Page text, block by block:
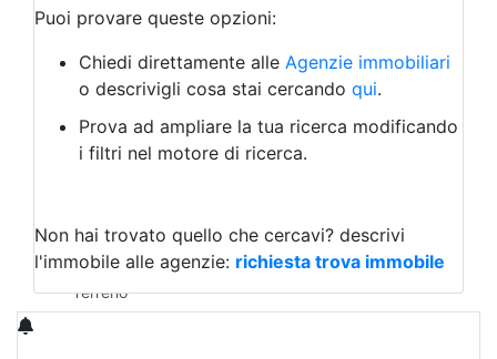
Bar/Ristorante
Albergo
Laboratorio Artigianale
Negozio/locale commerciale
Agriturismo
Magazzini
Qualsiasi
Terreno edificabile
Terreno
Puoi provare queste opzioni:
Chiedi direttamente alle Agenzie immobiliari
o descrivigli cosa stai cercando qui.
Prova ad ampliare la tua ricerca modificando
i filtri nel motore di ricerca.
Non hai trovato quello che cercavi? descrivi
l'immobile alle agenzie: richiesta trova immobile